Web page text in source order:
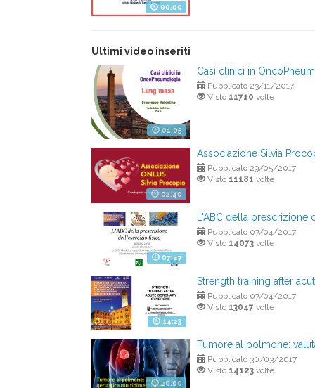
00:00
Ultimi video inseriti
01:05
Casi clinici in
Pubblicato 23/11/2017
Visto 11710 volte
02:40
Associazione Silvia
Pubblicato 29/05/2017
Visto 11181 volte
07:47
L'ABC della
Pubblicato 07/04/2017
Visto 14073 volte
14:23
Strength training after
Pubblicato 07/04/2017
Visto 13047 volte
20:00
Tumore al polmone:
Pubblicato 30/03/2017
Visto 14123 volte